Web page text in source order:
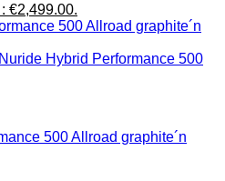
€2,499.00.
500 Allroad graphite´n